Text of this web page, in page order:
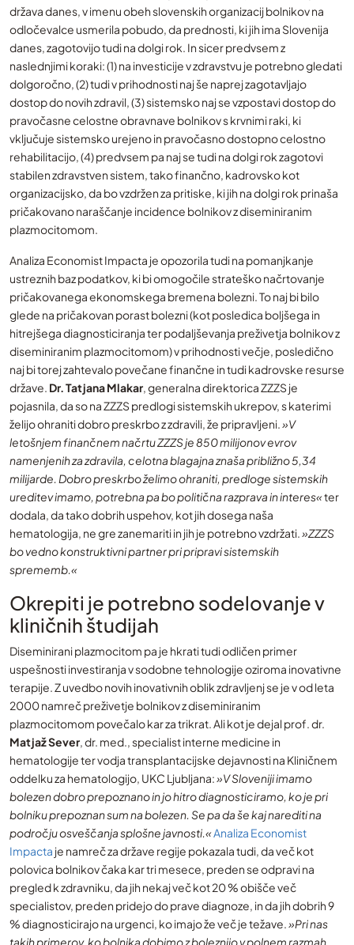
država danes, v imenu obeh slovenskih organizacij bolnikov na
odločevalce usmerila pobudo, da prednosti, ki jih ima Slovenija
danes, zagotovijo tudi na dolgi rok. In sicer predvsem z
naslednjimi koraki: (1) na investicije v zdravstvu je potrebno gledati
dolgoročno, (2) tudi v prihodnosti naj še naprej zagotavljajo
dostop do novih zdravil, (3) sistemsko naj se vzpostavi dostop do
pravočasne celostne obravnave bolnikov s krvnimi raki, ki
vključuje sistemsko urejeno in pravočasno dostopno celostno
rehabilitacijo, (4) predvsem pa naj se tudi na dolgi rok zagotovi
stabilen zdravstven sistem, tako finančno, kadrovsko kot
organizacijsko, da bo vzdržen za pritiske, ki jih na dolgi rok prinaša
pričakovano naraščanje incidence bolnikov z diseminiranim
plazmocitomom.
Analiza Economist Impacta je opozorila tudi na pomanjkanje
ustreznih baz podatkov, ki bi omogočile strateško načrtovanje
pričakovanega ekonomskega bremena bolezni. To naj bi bilo
glede na pričakovan porast bolezni (kot posledica boljšega in
hitrejšega diagnosticiranja ter podaljševanja preživetja bolnikov z
diseminiranim plazmocitomom) v prihodnosti večje, posledično
naj bi torej zahtevalo povečane finančne in tudi kadrovske resurse
države. Dr. Tatjana Mlakar, generalna direktorica ZZZS je
pojasnila, da so na ZZZS predlogi sistemskih ukrepov, s katerimi
želijo ohraniti dobro preskrbo z zdravili, že pripravljeni.»V
letošnjem finančnem načrtu ZZZS je 850 milijonov evrov
namenjenih za zdravila, celotna blagajna znaša približno 5,34
milijarde. Dobro preskrbo želimo ohraniti, predloge sistemskih
ureditev imamo, potrebna pa bo politična razprava in interes«ter
dodala, da tako dobrih uspehov, kot jih dosega naša
hematologija, ne gre zanemariti in jih je potrebno vzdržati.»ZZZS
bo vedno konstruktivni partner pri pripravi sistemskih
sprememb.«
Okrepiti je potrebno sodelovanje v
kliničnih študijah
Diseminirani plazmocitom pa je hkrati tudi odličen primer
uspešnosti investiranja v sodobne tehnologije oziroma inovativne
terapije. Z uvedbo novih inovativnih oblik zdravljenj se je v od leta
2000 namreč preživetje bolnikov z diseminiranim
plazmocitomom povečalo kar za trikrat. Ali kot je dejal prof. dr.
Matjaž Sever, dr. med., specialist interne medicine in
hematologije ter vodja transplantacijske dejavnosti na Kliničnem
oddelku za hematologijo, UKC Ljubljana:»V Sloveniji imamo
bolezen dobro prepoznano in jo hitro diagnosticiramo, ko je pri
bolniku prepoznan sum na bolezen. Se pa da še kaj narediti na
področju osveščanja splošne javnosti.«Analiza Economist
Impacta je namreč za države regije pokazala tudi, da več kot
polovica bolnikov čaka kar tri mesece, preden se odpravi na
pregled k zdravniku, da jih nekaj več kot 20 % obišče več
specialistov, preden pridejo do prave diagnoze, in da jih dobrih 9
% diagnosticirajo na urgenci, ko imajo že več je težave.»Pri nas
takih primerov, ko bolnika dobimo z boleznijo v polnem razmah,